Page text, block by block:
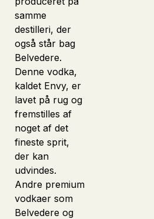
samme
destilleri, der
også står bag
Belvedere.
Denne vodka,
kaldet Envy, er
lavet på rug og
fremstilles af
noget af det
fineste sprit,
der kan
udvindes.
Andre premium
vodkaer som
Belvedere og